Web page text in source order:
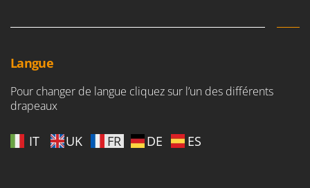
Langue
Pour changer de langue cliquez sur l’un des différents
drapeaux
IT UK FR DE ES